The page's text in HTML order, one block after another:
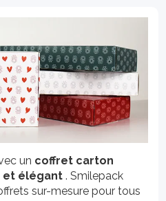
un coffret carton
et élégant . Smilepack
sur-mesure pour tous